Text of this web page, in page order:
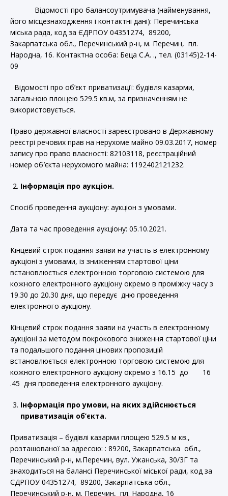
Відомості про балансоутримувача (найменування,
його місцезнаходження і контактні дані): Перечинська
міська рада, код за ЄДРПОУ 04351274, 89200,
Закарпатська обл., Перечинський р-н, м. Перечин, пл.
Народна, 16. Контактна особа: Беца С.А. ., тел. (03145)2-14-
09
Відомості про об’єкт приватизації: будівля казарми,
загальною площею 529.5 кв.м, за призначенням не
використовується.
Право державної власності зареєстровано в Державному
реєстрі речових прав на нерухоме майно 09.03.2017, номер
запису про право власності: 82103118, реєстраційний
номер об′єкта нерухомого майна: 1192402121232.
Інформація про аукціон.
Спосіб проведення аукціону: аукціон з умовами.
Дата та час проведення аукціону: 05.10.2021.
Кінцевий строк подання заяви на участь в електронному
аукціоні з умовами, із зниженням стартової ціни
встановлюється електронною торговою системою для
кожного електронного аукціону окремо в проміжку часу з
19.30 до 20.30 дня, що передує дню проведення
електронного аукціону.
Кінцевий строк подання заяви на участь в електронному
аукціоні за методом покрокового зниження стартової ціни
та подальшого подання цінових пропозицій
встановлюється електронною торговою системою для
кожного електронного аукціону окремо з 16.15 до 16
.45 дня проведення електронного аукціону.
Інформація про умови, на яких здійснюється
приватизація об’єкта.
Приватизація – будівлі казарми площею 529.5 м кв.,
розташованої за адресою: : 89200, Закарпатська обл.,
Перечинський р-н, м.Перечин, вул. Ужанська, 30/3Г та
знаходиться на балансі Перечинської міської ради, код за
ЄДРПОУ 04351274, 89200, Закарпатська обл.,
Перечинський р-н, м. Перечин, пл. Народна, 16